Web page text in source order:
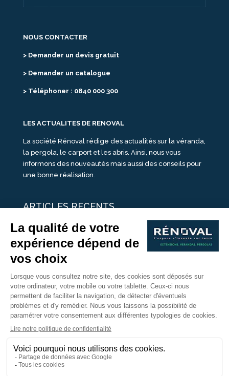
NOUS CONTACTER
> Demander un devis gratuit
> Demander un catalogue
> Téléphoner : 0840 000 300
LES ACTUALITES DE RENOVAL
La société Rénoval rédige des actualités sur la véranda,
la pergola, le carport et les abris. Ainsi, nous vous
informons des nouveautés mais aussi des conseils pour
une bonne réalisation.
ARTICLES RECENTS
25 idées de vérandas design
Un été pour une véranda
Portes Ouvertes Véranda Extension Suisse | 26-27 Juin
portes ouvertes véranda sur mesure
Nous Suivre